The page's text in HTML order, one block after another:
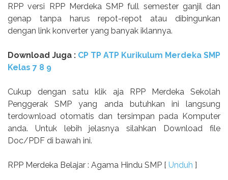
RPP versi RPP Merdeka SMP full semester ganjil dan
genap tanpa harus repot-repot atau dibingunkan
dengan link konverter yang banyak iklannya.
Download Juga : CP TP ATP Kurikulum Merdeka SMP
Kelas 7 8 9
Cukup dengan satu klik aja RPP Merdeka Sekolah
Penggerak SMP yang anda butuhkan ini langsung
terdownload otomatis dan tersimpan pada Komputer
anda. Untuk lebih jelasnya silahkan Download file
Doc/PDF di bawah ini.
RPP Merdeka Belajar : Agama Hindu SMP [ Unduh ]